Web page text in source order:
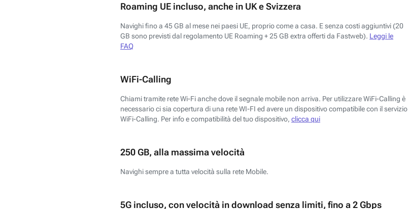
Roaming UE incluso, anche in UK e Svizzera
Navighi fino a 45 GB al mese nei paesi UE, proprio come a casa. E senza costi aggiuntivi (20
GB sono previsti dal regolamento UE Roaming + 25 GB extra offerti da Fastweb). Leggi le
FAQ
WiFi-Calling
Chiami tramite rete Wi-Fi anche dove il segnale mobile non arriva. Per utilizzare WiFi-Calling è
necessario ci sia copertura di una rete WI-FI ed avere un dispositivo compatibile con il servizio
WiFi-Calling. Per info e compatibilità del tuo dispositivo, clicca qui
250 GB, alla massima velocità
Navighi sempre a tutta velocità sulla rete Mobile.
5G incluso, con velocità in download senza limiti, fino a 2 Gbps